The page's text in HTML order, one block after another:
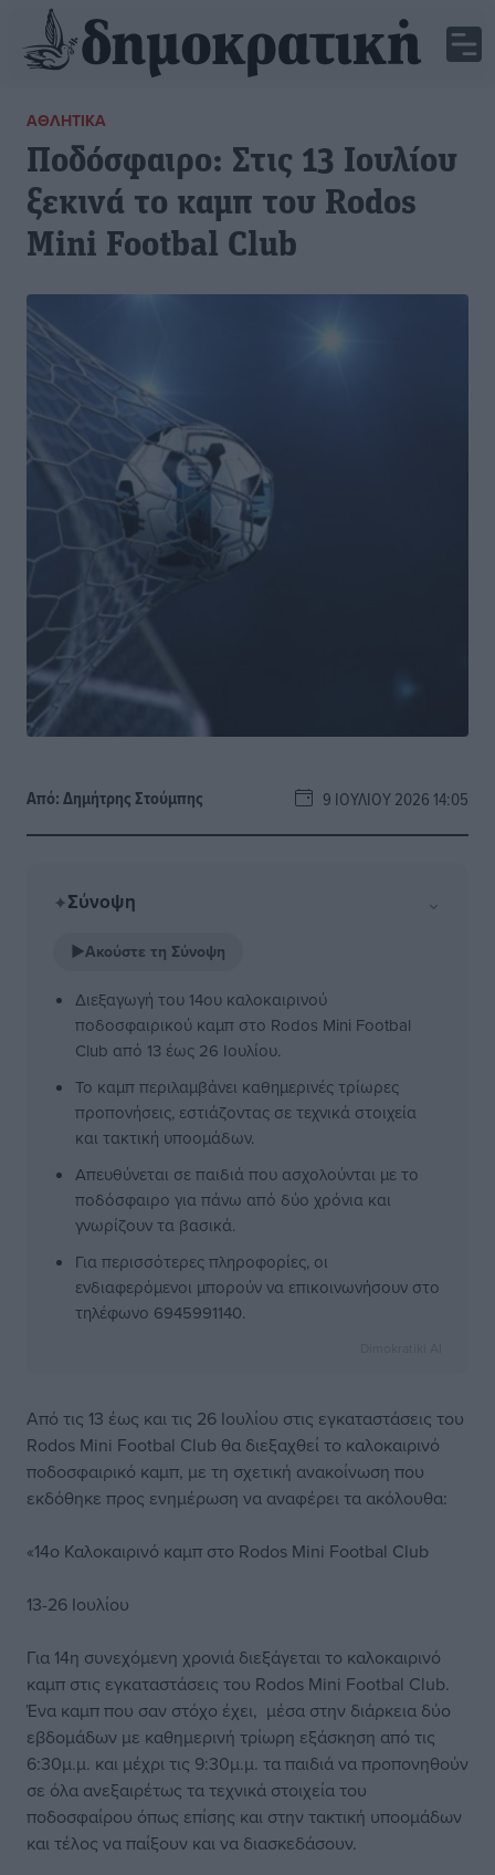
ΑΘΛΗΤΙΚΆ
Ποδόσφαιρο: Στις 13 Ιουλίου
ξεκινά το καμπ του Rodos
Mini Footbal Club
Από:Δημήτρης Στούμπης 9 ΙΟΥΛΊΟΥ 2026 14:05
✦Σύνοψη ⌄
▶Ακούστε τη Σύνοψη
Διεξαγωγή του 14ου καλοκαιρινού
ποδοσφαιρικού καμπ στο Rodos Mini Footbal
Club από 13 έως 26 Ιουλίου.
Το καμπ περιλαμβάνει καθημερινές τρίωρες
προπονήσεις, εστιάζοντας σε τεχνικά στοιχεία
και τακτική υποομάδων.
Απευθύνεται σε παιδιά που ασχολούνται με το
ποδόσφαιρο για πάνω από δύο χρόνια και
γνωρίζουν τα βασικά.
Για περισσότερες πληροφορίες, οι
ενδιαφερόμενοι μπορούν να επικοινωνήσουν στο
τηλέφωνο 6945991140.
Από τις 13 έως και τις 26 Ιουλίου στις εγκαταστάσεις του
Rodos Mini Footbal Club θα διεξαχθεί το καλοκαιρινό
ποδοσφαιρικό καμπ, με τη σχετική ανακοίνωση που
εκδόθηκε προς ενημέρωση να αναφέρει τα ακόλουθα:
«14ο Καλοκαιρινό καμπ στο Rodos Mini Footbal Club
13-26 Ιουλίου
Για 14η συνεχόμενη χρονιά διεξάγεται το καλοκαιρινό
καμπ στις εγκαταστάσεις του Rodos Mini Footbal Club.
Ένα καμπ που σαν στόχο έχει, μέσα στην διάρκεια δύο
εβδομάδων με καθημερινή τρίωρη εξάσκηση από τις
6:30μ.μ. και μέχρι τις 9:30μ.μ. τα παιδιά να προπονηθούν
σε όλα ανεξαιρέτως τα τεχνικά στοιχεία του
ποδοσφαίρου όπως επίσης και στην τακτική υποομάδων
και τέλος να παίξουν και να διασκεδάσουν.